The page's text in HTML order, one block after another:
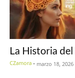
La Historia
CZamora - marzo 18, 2026